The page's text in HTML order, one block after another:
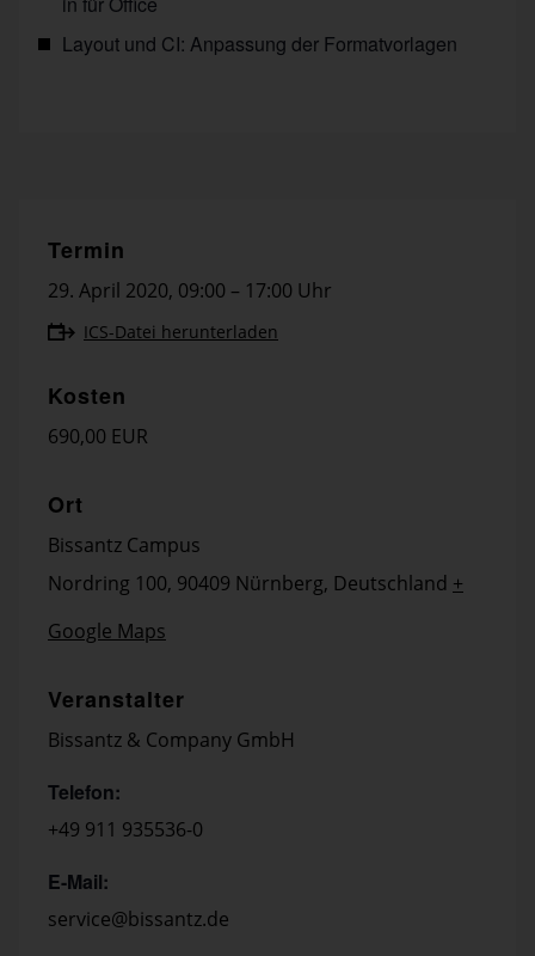
Layout und CI: Anpassung der Formatvorlagen
Termin
29. April 2020, 09:00 – 17:00 Uhr
ICS-Datei herunterladen
Kosten
690,00 EUR
Ort
Bissantz Campus
Nordring 100, 90409 Nürnberg, Deutschland +
Google Maps
Veranstalter
Bissantz & Company GmbH
Telefon:
+49 911 935536-0
E-Mail:
service@bissantz.de